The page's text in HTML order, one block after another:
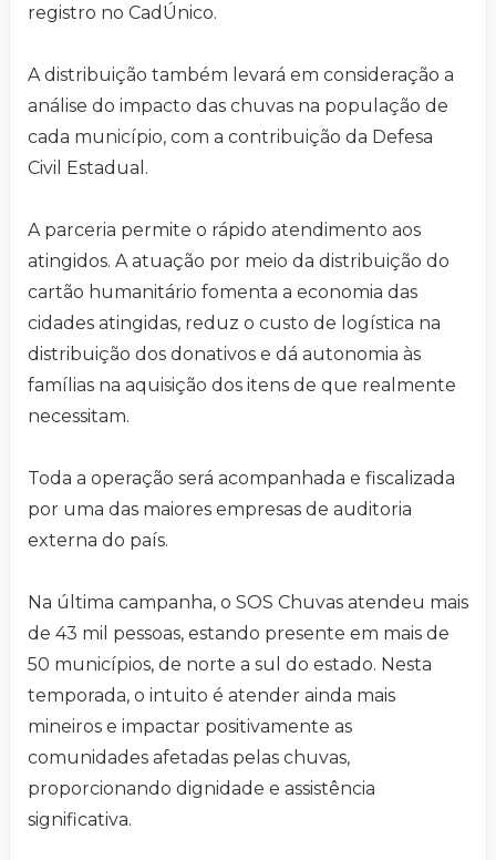
registro no CadÚnico.
A distribuição também levará em consideração a
análise do impacto das chuvas na população de
cada município, com a contribuição da Defesa
Civil Estadual.
A parceria permite o rápido atendimento aos
atingidos. A atuação por meio da distribuição do
cartão humanitário fomenta a economia das
cidades atingidas, reduz o custo de logística na
distribuição dos donativos e dá autonomia às
famílias na aquisição dos itens de que realmente
necessitam.
Toda a operação será acompanhada e fiscalizada
por uma das maiores empresas de auditoria
externa do país.
Na última campanha, o SOS Chuvas atendeu mais
de 43 mil pessoas, estando presente em mais de
50 municípios, de norte a sul do estado. Nesta
temporada, o intuito é atender ainda mais
mineiros e impactar positivamente as
comunidades afetadas pelas chuvas,
proporcionando dignidade e assistência
significativa.